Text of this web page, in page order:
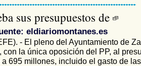
sus presupuestos de
eldiariomontanes.es
- El pleno del Ayuntamiento de
con la única oposición del PP, al
695 millones, incluido el gasto de